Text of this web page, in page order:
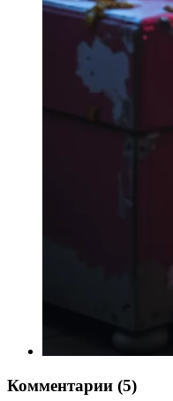
Комментарии (5)